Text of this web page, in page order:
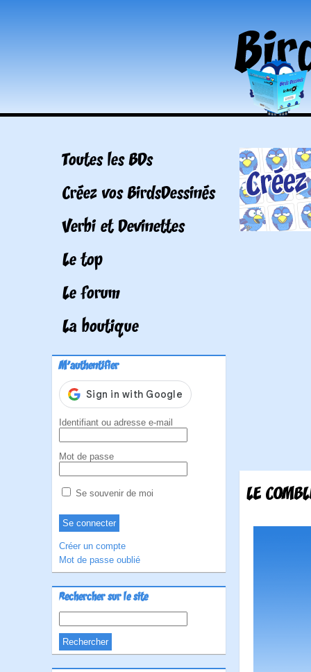
Toutes les BDs
Créez vos BirdsDessinés
Verbi et Devinettes
Le top
Le forum
La boutique
M'authentifier
Identifiant ou adresse e-mail
Mot de passe
Se souvenir de moi
Créer un compte
Mot de passe oublié
Rechercher sur le site
LE